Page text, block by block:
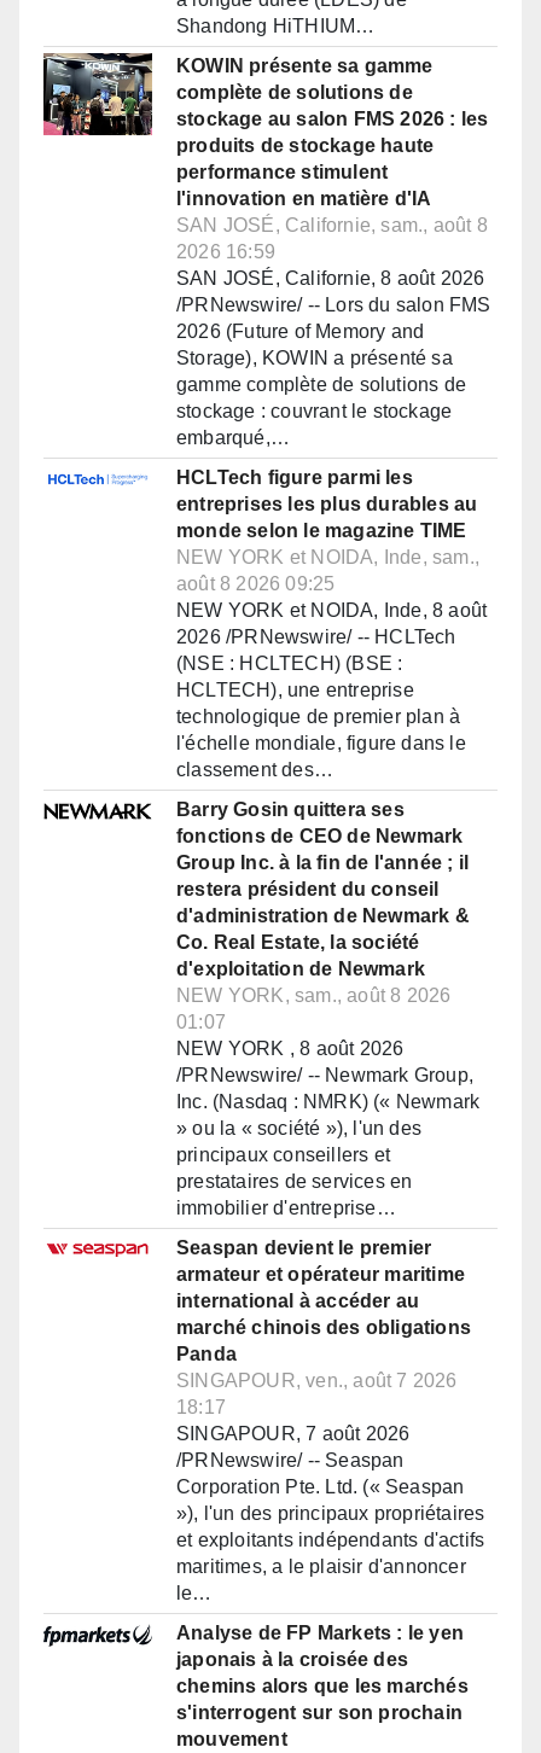
Shandong HiTHIUM…
KOWIN présente sa gamme
complète de solutions de
stockage au salon FMS 2026 : les
produits de stockage haute
performance stimulent
l'innovation en matière d'IA
SAN JOSÉ, Californie, sam., août 8
2026 16:59
SAN JOSÉ, Californie, 8 août 2026
/PRNewswire/ -- Lors du salon FMS
2026 (Future of Memory and
Storage), KOWIN a présenté sa
gamme complète de solutions de
stockage : couvrant le stockage
embarqué,…
HCLTech figure parmi les
entreprises les plus durables au
monde selon le magazine TIME
NEW YORK et NOIDA, Inde, sam.,
août 8 2026 09:25
NEW YORK et NOIDA, Inde, 8 août
2026 /PRNewswire/ -- HCLTech
(NSE : HCLTECH) (BSE :
HCLTECH), une entreprise
technologique de premier plan à
l'échelle mondiale, figure dans le
classement des…
Barry Gosin quittera ses
fonctions de CEO de Newmark
Group Inc. à la fin de l'année ; il
restera président du conseil
d'administration de Newmark &
Co. Real Estate, la société
d'exploitation de Newmark
NEW YORK, sam., août 8 2026
01:07
NEW YORK , 8 août 2026
/PRNewswire/ -- Newmark Group,
Inc. (Nasdaq : NMRK) (« Newmark
» ou la « société »), l'un des
principaux conseillers et
prestataires de services en
immobilier d'entreprise…
Seaspan devient le premier
armateur et opérateur maritime
international à accéder au
marché chinois des obligations
Panda
SINGAPOUR, ven., août 7 2026
18:17
SINGAPOUR, 7 août 2026
/PRNewswire/ -- Seaspan
Corporation Pte. Ltd. (« Seaspan
»), l'un des principaux propriétaires
et exploitants indépendants d'actifs
maritimes, a le plaisir d'annoncer
le…
Analyse de FP Markets : le yen
japonais à la croisée des
chemins alors que les marchés
s'interrogent sur son prochain
mouvement